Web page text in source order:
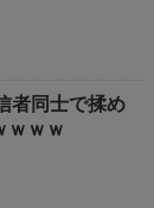
者同士で揉め
ｗｗｗ